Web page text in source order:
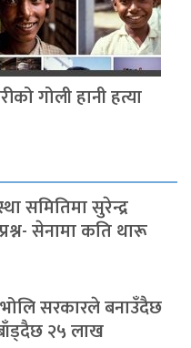
गोली हानी हत्या
समितिमा सुरेन्द्र
सेनामा कति थारू
सरकारले बनाउँदैछ
२५ लाख